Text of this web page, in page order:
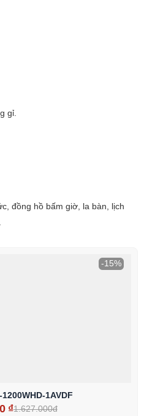
gỉ.
đồng hồ bấm giờ, la bàn, lịch
-15%
1AVDF
₫1.627.000đ